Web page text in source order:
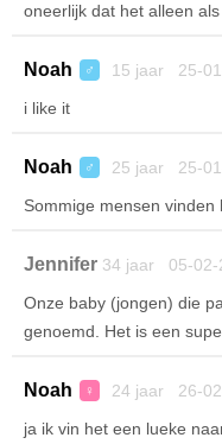
oneerlijk dat het alleen
Noah ♂ 15 jaar 25-
i like it
Noah ♂ 25 jaar 25-
Sommige mensen
Jennifer 34 jaar 05-02-
Onze baby (jongen) die
genoemd. Het is een
Noah ♀ 24 jaar 26-
ja ik vin het een lueke